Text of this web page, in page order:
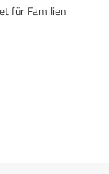
für Familien